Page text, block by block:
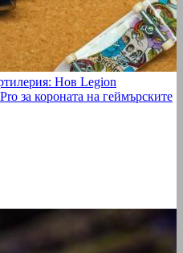
Нов Legion
за короната на геймърските